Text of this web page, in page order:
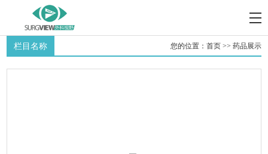
栏目名称 您的位置： 首页>> 药品展示